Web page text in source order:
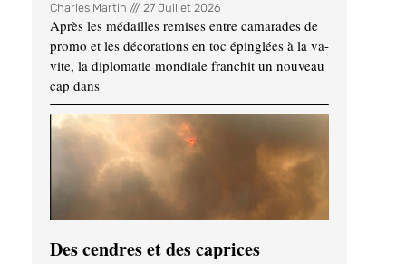
Charles Martin 27 Juillet 2026
Après les médailles remises entre camarades de
promo et les décorations en toc épinglées à la va-
vite, la diplomatie mondiale franchit un nouveau
cap dans
Des cendres et des caprices